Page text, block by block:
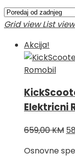
Grid view List view
Akcija!
Elektricni
659,00KM
Osnovne